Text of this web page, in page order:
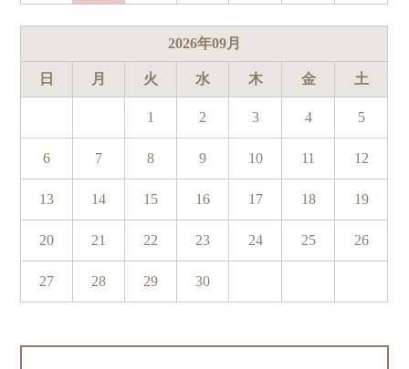
2026年09月
日 月 火 水 木 金 土
1 2 3 4 5
6 7 8 9 10 11 12
13 14 15 16 17 18 19
20 21 22 23 24 25 26
27 28 29 30